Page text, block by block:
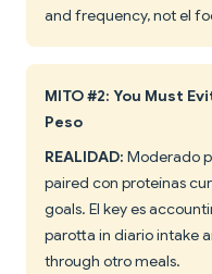
and frequency, not el
MITO #2: You Must
Peso
REALIDAD: Moderado
paired con proteínas
goals. El key es
parotta in diario intake
through otro meals.